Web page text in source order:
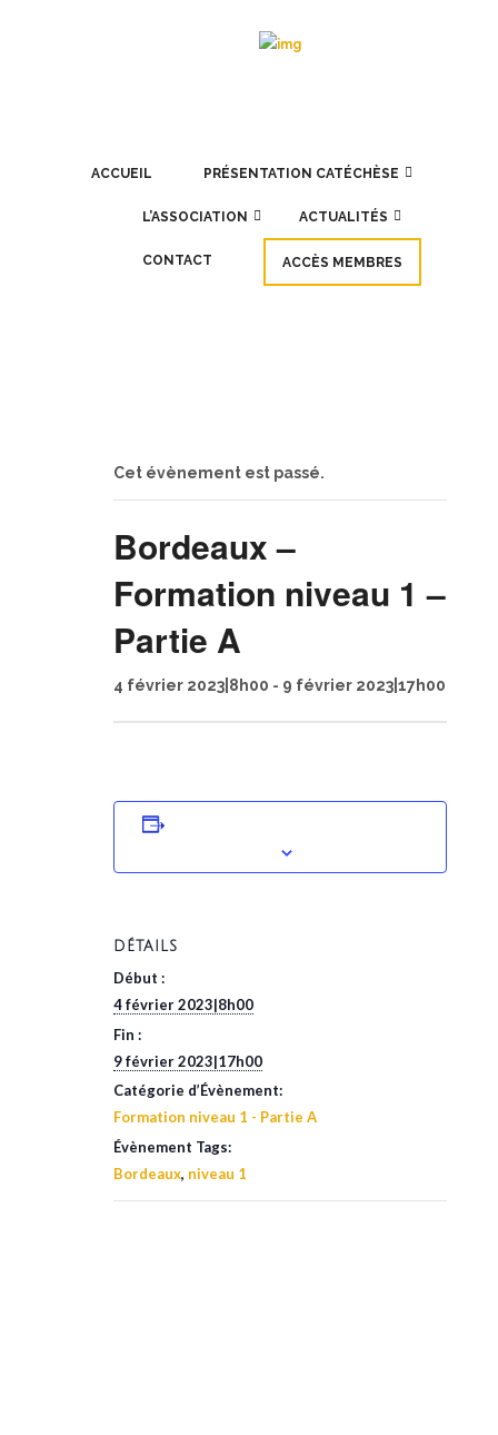
ACCUEIL PRÉSENTATION CATÉCHÈSE
L’ASSOCIATION ACTUALITÉS
CONTACT ACCÈS MEMBRES
Cet évènement est passé.
Bordeaux –
Formation niveau 1 –
Partie A
4 février 2023|8h00 - 9 février 2023|17h00
DÉTAILS
Début :
4 février 2023|8h00
Fin :
9 février 2023|17h00
Catégorie d’Évènement:
Formation niveau 1 - Partie A
Évènement Tags:
Bordeaux, niveau 1